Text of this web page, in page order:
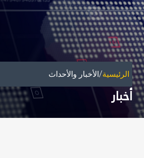
مجالات الخبرة
الأمانة العامة للجان الوطنية والمؤتمرات
الشراكات
تأثيرنا
أهداف التنمية المستدامة
الرئيسية/الأخبار والأحداث
أخبار